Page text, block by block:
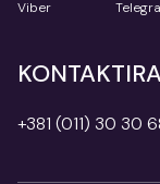
Viber
+381 (011) 30 30